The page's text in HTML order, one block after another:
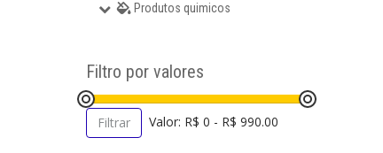
Produtos quimicosProdutos quimicos
Filtro por valores
Filtrar Valor: R$ 0 - R$ 990.00